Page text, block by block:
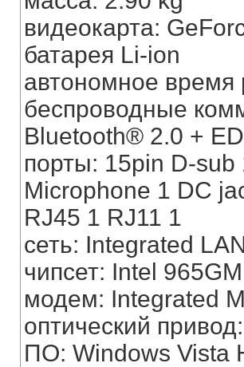
видеокарта:
батарея Li-ion
автономное время
беспроводные
Bluetooth® 2.0 +
порты: 15pin D-sub
Microphone 1 DC
RJ45 1 RJ11 1
сеть: Integrated
чипсет: Intel
модем: Integrated
оптический
ПО: Windows Vista